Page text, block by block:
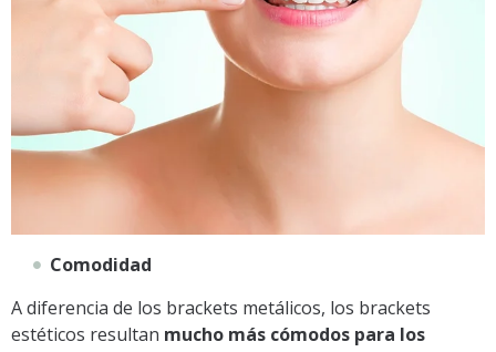
Comodidad
A diferencia de los brackets metálicos, los brackets
estéticos resultan mucho más cómodos para los